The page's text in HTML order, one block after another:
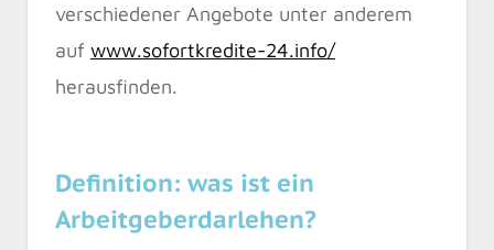
verschiedener Angebote unter anderem
auf www.sofortkredite-24.info/
herausfinden.
Definition: was ist ein
Arbeitgeberdarlehen?